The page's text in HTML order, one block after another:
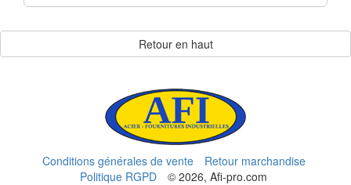
Retour en haut
Conditions générales de vente
Retour marchandise
Politique RGPD
© 2026, Afi-pro.com